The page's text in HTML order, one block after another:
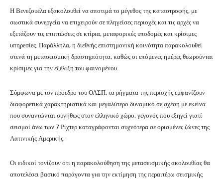
Η Βενεζουέλα εξακολουθεί να αποτιμά το μέγεθος της καταστροφής, με
σωστικά συνεργεία να επιχειρούν σε πληγείσες περιοχές και τις αρχές να
εξετάζουν τις επιπτώσεις σε κτίρια, μεταφορικές υποδομές και κρίσιμες
υπηρεσίες. Παράλληλα, η διεθνής επιστημονική κοινότητα παρακολουθεί
στενά τη μετασεισμική δραστηριότητα, καθώς οι επόμενες ημέρες θεωρούνται
κρίσιμες για την εξέλιξη του φαινομένου.
Σύμφωνα με τον πρόεδρο του ΟΑΣΠ, τα ρήγματα της περιοχής εμφανίζουν
διαφορετικά χαρακτηριστικά και μεγαλύτερο δυναμικό σε σχέση με εκείνα
που συναντώνται συνήθως στον ελληνικό χώρο, γεγονός που εξηγεί γιατί
σεισμοί άνω των 7 Ρίχτερ καταγράφονται συχνότερα σε ορισμένες ζώνες της
Λατινικής Αμερικής.
Οι ειδικοί τονίζουν ότι η παρακολούθηση της μετασεισμικής ακολουθίας θα
αποτελέσει βασικό παράγοντα για την εκτίμηση της περαιτέρω σεισμικής